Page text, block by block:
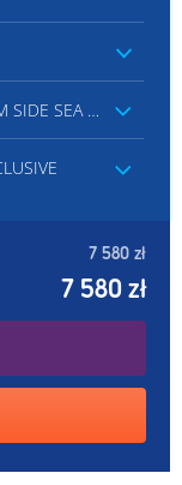
DELUXE ROOM SIDE SEA VIEW
7 580 zł
7 580 zł